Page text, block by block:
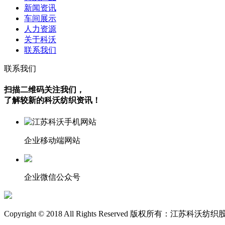
新闻资讯
车间展示
人力资源
关于科沃
联系我们
联系我们
扫描二维码关注我们，
了解较新的科沃纺织资讯！
企业移动端网站
企业微信公众号
Copyright © 2018 All Rights Reserved 版权所有：江苏科沃纺织